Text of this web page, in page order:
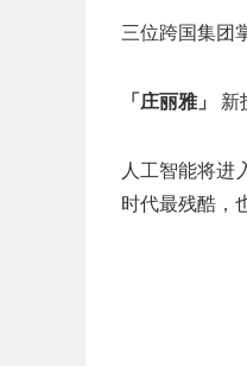
三位跨国集团
「庄丽雅」 新
人工智能将进
时代最残酷，